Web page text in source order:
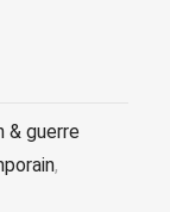
& guerre
,